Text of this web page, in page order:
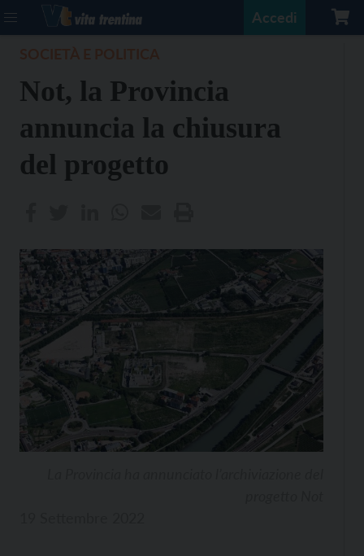
Accedi
Not, la Provincia
annuncia la chiusura
del progetto